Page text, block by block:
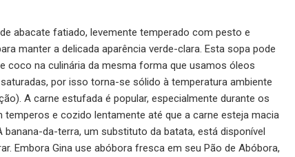
abacate fatiado, levemente temperado com pesto e
manter a delicada aparência verde-clara. Esta sopa pode
coco na culinária da mesma forma que usamos óleos
por isso torna-se sólido à temperatura ambiente
A carne estufada é popular, especialmente durante os
e cozido lentamente até que a carne esteja macia
da-terra, um substituto da batata, está disponível
Embora Gina use abóbora fresca em seu Pão de Abóbora,